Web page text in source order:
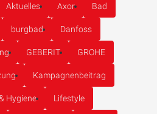
Aktuelles Axor Bad
burgbad Danfoss
GEBERIT GROHE
Kampagnenbeitrag
Hygiene Lifestyle